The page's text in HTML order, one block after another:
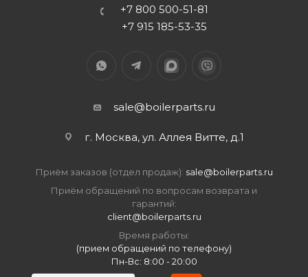
+7 800 500-51-81
+7 915 185-53-35
sale@boilerparts.ru
г. Москва, ул. Аллея Витте, д.1
Приём заказов (отдел продаж): sale@boilerparts.ru
Приём обращений по вопросам возврата и
гарантий:
client@boilerparts.ru
Время работы:
(прием обращений по телефону)
Пн-Вс: 8:00 - 20:00